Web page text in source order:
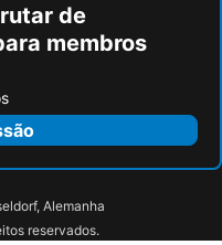
de
membros
Alemanha
reservados.